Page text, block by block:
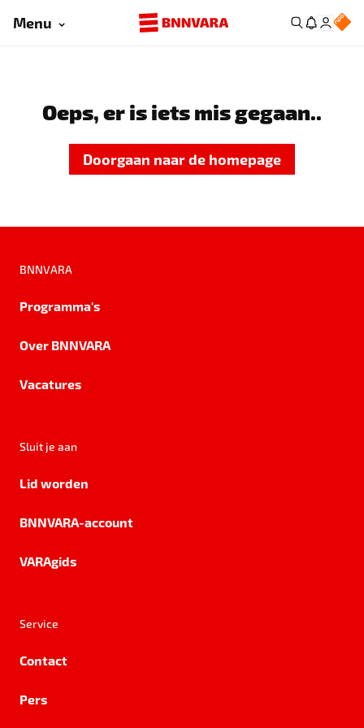
Menu
Oeps, er is iets mis gegaan..
Doorgaan naar de homepage
BNNVARA
Programma's
Over BNNVARA
Vacatures
Sluit je aan
Lid worden
BNNVARA-account
VARAgids
Service
Contact
Pers